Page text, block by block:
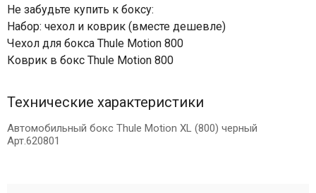
Не забудьте купить к боксу:
Набор: чехол и коврик (вместе дешевле)
Чехол для бокса Thule Motion 800
Коврик в бокс Thule Motion 800
Технические характеристики
Автомобильный бокс Thule Motion XL (800) черный
Арт.620801